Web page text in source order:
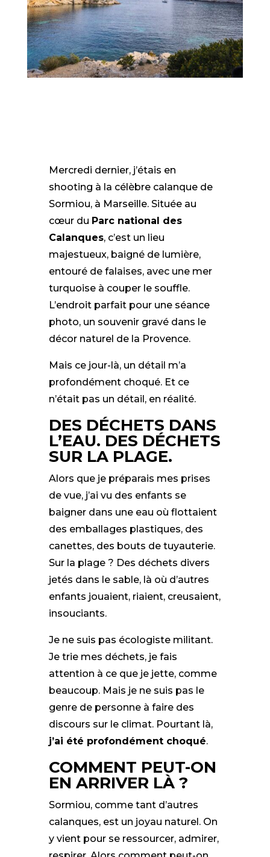
Mercredi dernier, j’étais en
shooting à la célèbre calanque de
Sormiou, à Marseille. Située au
cœur du Parc national des
Calanques, c’est un lieu
majestueux, baigné de lumière,
entouré de falaises, avec une mer
turquoise à couper le souffle.
L’endroit parfait pour une séance
photo, un souvenir gravé dans le
décor naturel de la Provence.
Mais ce jour-là, un détail m’a
profondément choqué. Et ce
n’était pas un détail, en réalité.
DES DÉCHETS DANS
L’EAU. DES DÉCHETS
SUR LA PLAGE.
Alors que je préparais mes prises
de vue, j’ai vu des enfants se
baigner dans une eau où flottaient
des emballages plastiques, des
canettes, des bouts de tuyauterie.
Sur la plage ? Des déchets divers
jetés dans le sable, là où d’autres
enfants jouaient, riaient, creusaient,
insouciants.
Je ne suis pas écologiste militant.
Je trie mes déchets, je fais
attention à ce que je jette, comme
beaucoup. Mais je ne suis pas le
genre de personne à faire des
discours sur le climat. Pourtant là,
j’ai été profondément choqué.
COMMENT PEUT-ON
EN ARRIVER LÀ ?
Sormiou, comme tant d’autres
calanques, est un joyau naturel. On
y vient pour se ressourcer, admirer,